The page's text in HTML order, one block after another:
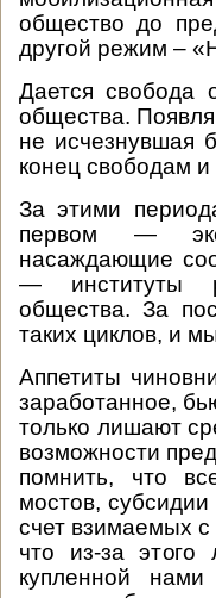
общество до
другой режим –
Дается свобода
общества.
не исчезнувшая
конец свободам и
За этими
первом —
насаждающие
— институты
общества. За
таких циклов, и
Аппетиты
заработанное,
только лишают
возможности
помнить, что
мостов,
счет взимаемых
что из-за
купленной